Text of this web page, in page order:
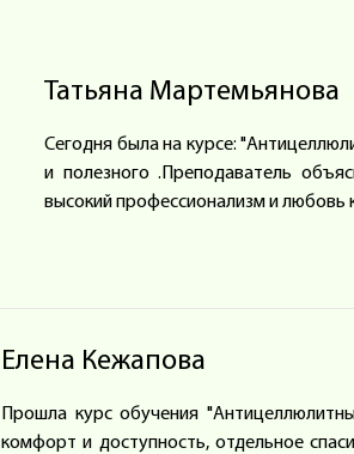
Татьяна Мартемьянова
Сегодня была на курсе:
и полезного .Преподаватель
высокий профессионализм и любовь
Елена Кежапова
Прошла курс обучения
комфорт и доступность, отдельное